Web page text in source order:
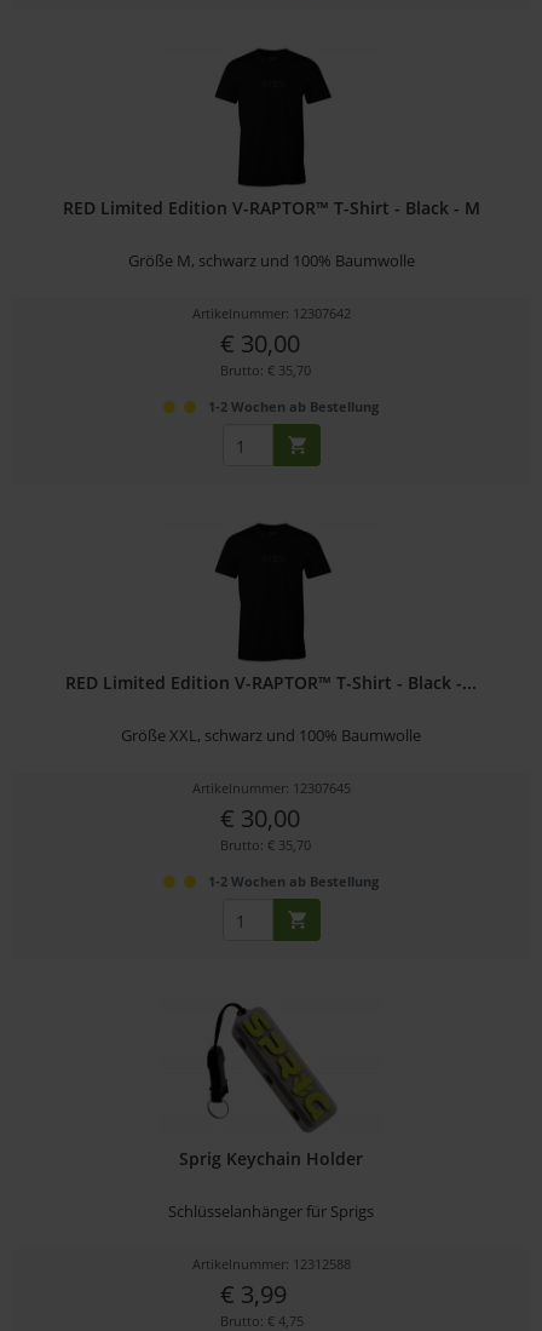
RED Limited Edition V-RAPTOR™ T-Shirt - Black - M
Größe M, schwarz und 100% Baumwolle
Artikelnummer: 12307642
€ 30,00
Brutto: € 35,70
1-2 Wochen ab Bestellung
RED Limited Edition V-RAPTOR™ T-Shirt - Black -...
Größe XXL, schwarz und 100% Baumwolle
Artikelnummer: 12307645
€ 30,00
Brutto: € 35,70
1-2 Wochen ab Bestellung
Sprig Keychain Holder
Schlüsselanhänger für Sprigs
Artikelnummer: 12312588
€ 3,99
Brutto: € 4,75